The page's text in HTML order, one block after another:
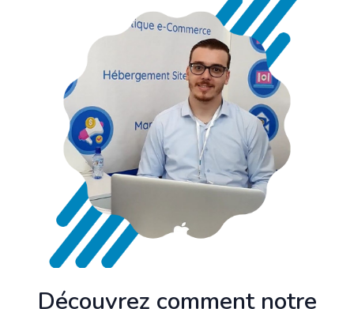
Découvrez comment notre